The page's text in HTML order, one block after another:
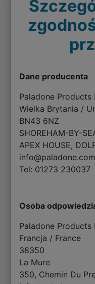
Dane producenta
Paladone Products
Wielka Brytania /
BN43 6NZ
SHOREHAM-BY-
APEX HOUSE,
info@paladone.com
Tel: 01273 230037
Osoba
Paladone Products
Francja / France
38350
La Mure
350, Chemin Du